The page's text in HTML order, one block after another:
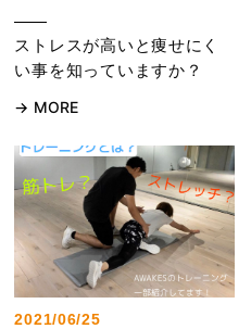
ストレスが高いと痩せにく
い事を知っていますか？
MORE
2021/06/25